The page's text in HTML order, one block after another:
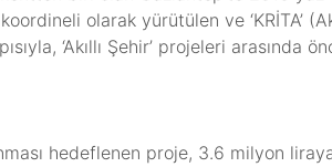
olarak yürütülen ve ‘KRİTA’
‘Akıllı Şehir’ projeleri arasında
hedeflenen proje, 3.6 milyon